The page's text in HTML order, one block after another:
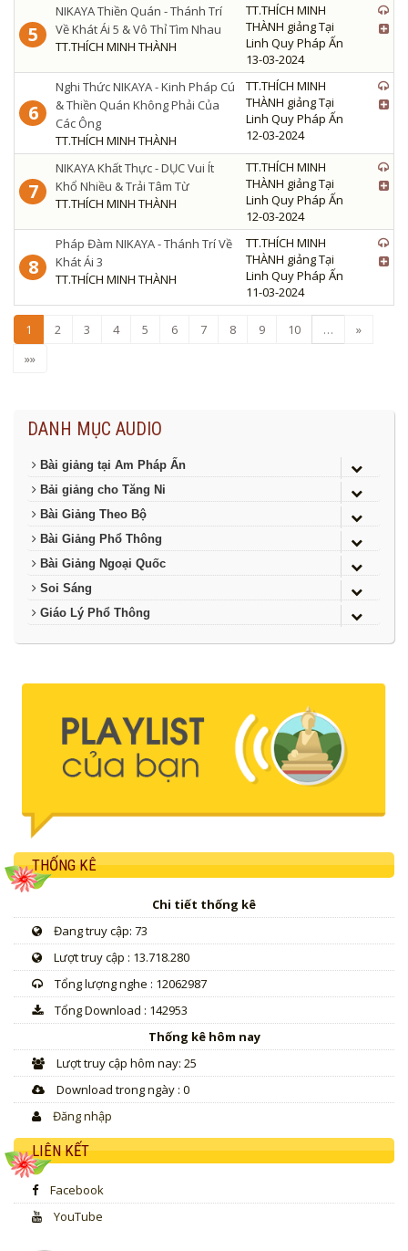
5
NIKAYA Thiền Quán - Thánh Trí
Về Khát Ái 5 & Vô Thỉ Tìm Nhau
TT.THÍCH MINH THÀNH
TT.THÍCH MINH
THÀNH giảng Tại
Linh Quy Pháp Ấn
13-03-2024
6
Nghi Thức NIKAYA - Kinh Pháp Cú
& Thiền Quán Không Phải Của
Các Ông
TT.THÍCH MINH THÀNH
TT.THÍCH MINH
THÀNH giảng Tại
Linh Quy Pháp Ấn
12-03-2024
7
NIKAYA Khất Thực - DỤC Vui Ít
Khổ Nhiều & Trải Tâm Từ
TT.THÍCH MINH THÀNH
TT.THÍCH MINH
THÀNH giảng Tại
Linh Quy Pháp Ấn
12-03-2024
8
Pháp Đàm NIKAYA - Thánh Trí Về
Khát Ái 3
TT.THÍCH MINH THÀNH
TT.THÍCH MINH
THÀNH giảng Tại
Linh Quy Pháp Ấn
11-03-2024
1 2 3 4 5 6 7 8 9 10 …
»
»»
DANH MỤC AUDIO
Bài giảng tại Am Pháp Ấn
Bải giảng cho Tăng Ni
Bài Giảng Theo Bộ
Bài Giảng Phổ Thông
Bài Giảng Ngoại Quốc
Soi Sáng
Giáo Lý Phổ Thông
THỐNG KÊ
Chi tiết thống kê
Đang truy cập: 73
Lượt truy cập : 13.718.280
Tổng lượng nghe : 12062987
Tổng Download : 142953
Thống kê hôm nay
Lượt truy cập hôm nay: 25
Download trong ngày : 0
Đăng nhập
LIÊN KẾT
Facebook
YouTube